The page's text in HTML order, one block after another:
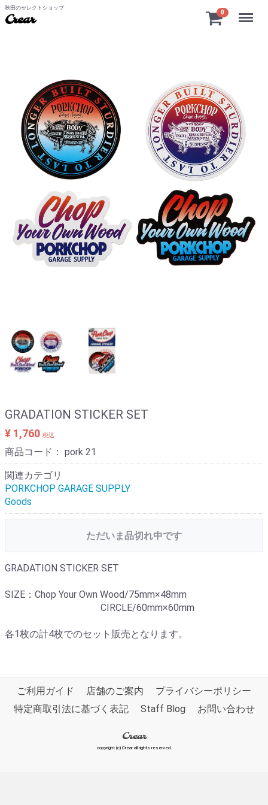
秋田のセレクトショップ
Crear
0 Menu
GRADATION STICKER SET
¥ 1,760 税込
商品コード： pork 21
関連カテゴリ
PORKCHOP GARAGE SUPPLY
Goods
ただいま品切れ中です
GRADATION STICKER SET
SIZE：Chop Your Own Wood/75mm×48mm
CIRCLE/60mm×60mm
各1枚の計4枚でのセット販売となります。
ご利用ガイド 店舗のご案内
プライバシーポリシー
特定商取引法に基づく表記
Staff Blog お問い合わせ
Crear
copyright (c) Crear all rights reserved.